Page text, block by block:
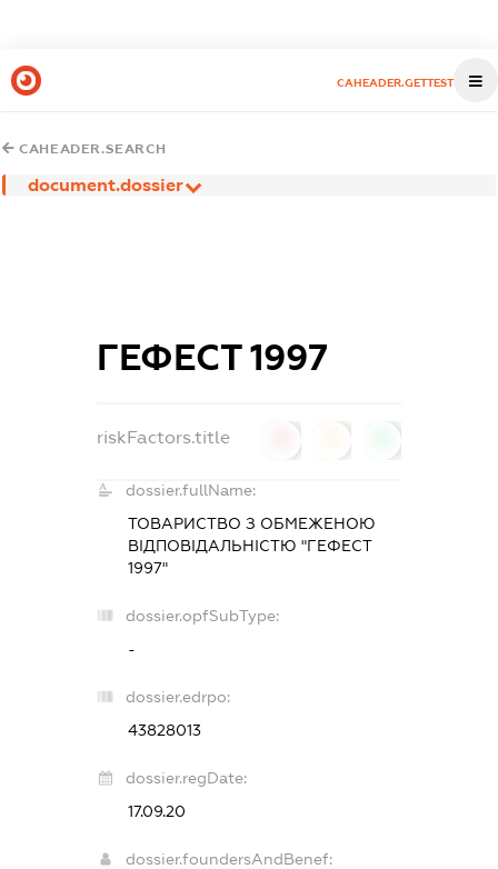
CAHEADER.GETTEST
CAHEADER.SEARCH
document.dossier
ГЕФЕСТ 1997
riskFactors.title
dossier.fullName:
ТОВАРИСТВО З ОБМЕЖЕНОЮ
ВІДПОВІДАЛЬНІСТЮ "ГЕФЕСТ
1997"
dossier.opfSubType:
-
dossier.edrpo:
43828013
dossier.regDate:
17.09.20
dossier.foundersAndBenef: